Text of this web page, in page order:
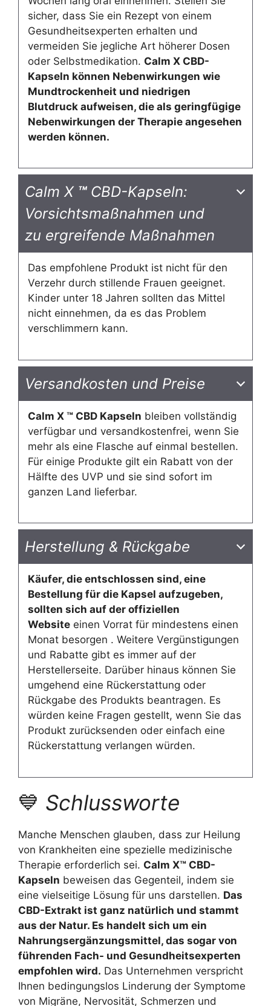
sicher, dass Sie ein Rezept von einem
Gesundheitsexperten erhalten und
vermeiden Sie jegliche Art höherer Dosen
oder Selbstmedikation. Calm X CBD-
Kapseln können Nebenwirkungen wie
Mundtrockenheit und niedrigen
Blutdruck aufweisen, die als geringfügige
Nebenwirkungen der Therapie angesehen
werden können.
Calm X ™CBD-Kapseln:
Vorsichtsmaßnahmen und
zu ergreifende Maßnahmen
Das empfohlene Produkt ist nicht für den
Verzehr durch stillende Frauen geeignet.
Kinder unter 18 Jahren sollten das Mittel
nicht einnehmen, da es das Problem
verschlimmern kann.
Versandkosten und Preise
Calm X ™ CBD Kapseln bleiben vollständig
verfügbar und versandkostenfrei, wenn Sie
mehr als eine Flasche auf einmal bestellen.
Für einige Produkte gilt ein Rabatt von der
Hälfte des UVP und sie sind sofort im
ganzen Land lieferbar.
Herstellung & Rückgabe
Käufer, die entschlossen sind, eine
Bestellung für die Kapsel aufzugeben,
sollten sich auf der offiziellen
Website einen Vorrat für mindestens einen
Monat besorgen . Weitere Vergünstigungen
und Rabatte gibt es immer auf der
Herstellerseite. Darüber hinaus können Sie
umgehend eine Rückerstattung oder
Rückgabe des Produkts beantragen. Es
würden keine Fragen gestellt, wenn Sie das
Produkt zurücksenden oder einfach eine
Rückerstattung verlangen würden.
💙 Schlussworte
Manche Menschen glauben, dass zur Heilung
von Krankheiten eine spezielle medizinische
Therapie erforderlich sei. Calm X™ CBD-
Kapseln beweisen das Gegenteil, indem sie
eine vielseitige Lösung für uns darstellen. Das
CBD-Extrakt ist ganz natürlich und stammt
aus der Natur. Es handelt sich um ein
Nahrungsergänzungsmittel, das sogar von
führenden Fach- und Gesundheitsexperten
empfohlen wird. Das Unternehmen verspricht
Ihnen bedingungslos Linderung der Symptome
von Migräne, Nervosität, Schmerzen und